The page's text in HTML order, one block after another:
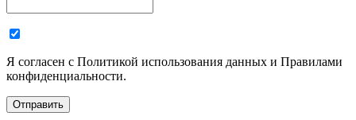
Я согласен с Политикой использования данных и Правилами
конфиденциальности.